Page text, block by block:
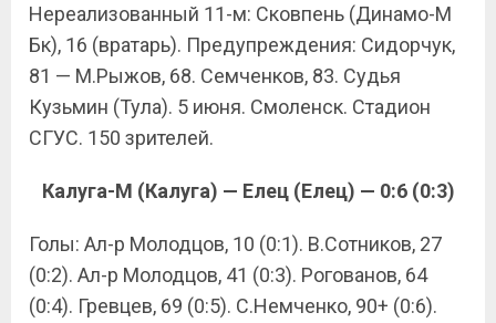
Нереализованный 11-м: Сковпень (Динамо-М
Бк), 16 (вратарь). Предупреждения: Сидорчук,
81 — М.Рыжов, 68. Семченков, 83. Судья
Кузьмин (Тула). 5 июня. Смоленск. Стадион
СГУС. 150 зрителей.
Калуга-М (Калуга) — Елец (Елец) — 0:6 (0:3)
Голы: Ал-р Молодцов, 10 (0:1). В.Сотников, 27
(0:2). Ал-р Молодцов, 41 (0:3). Рогованов, 64
(0:4). Гревцев, 69 (0:5). С.Немченко, 90+ (0:6).